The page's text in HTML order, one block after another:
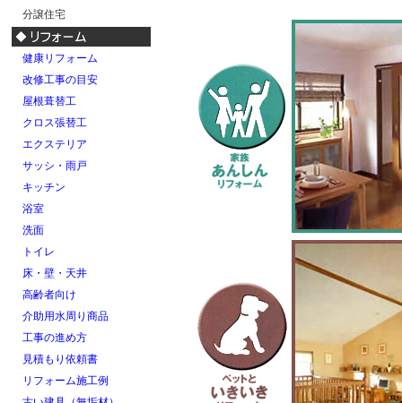
分譲住宅
健康リフォーム
改修工事の目安
屋根葺替工
クロス張替工
エクステリア
サッシ・雨戸
キッチン
浴室
洗面
トイレ
床・壁・天井
高齢者向け
介助用水周り商品
工事の進め方
見積もり依頼書
リフォーム施工例